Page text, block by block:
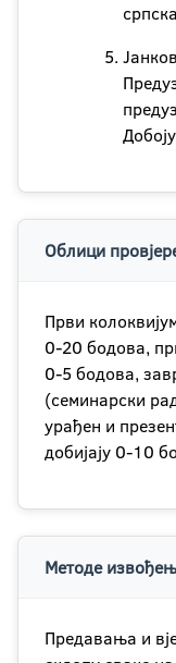
Облици
Први
0-20 бодова,
0-5 бодова,
(семинарски
урађен и
добијају 0-10
Методе
Предавања и